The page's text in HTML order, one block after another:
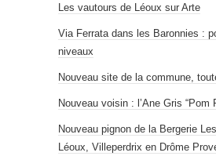
Les vautours de Léoux sur Arte
Via Ferrata dans les Baronnies :
niveaux
Nouveau site de la commune,
Nouveau voisin : l’Ane Gris “Pom
Nouveau pignon de la Bergerie
Léoux, Villeperdrix en Drôme